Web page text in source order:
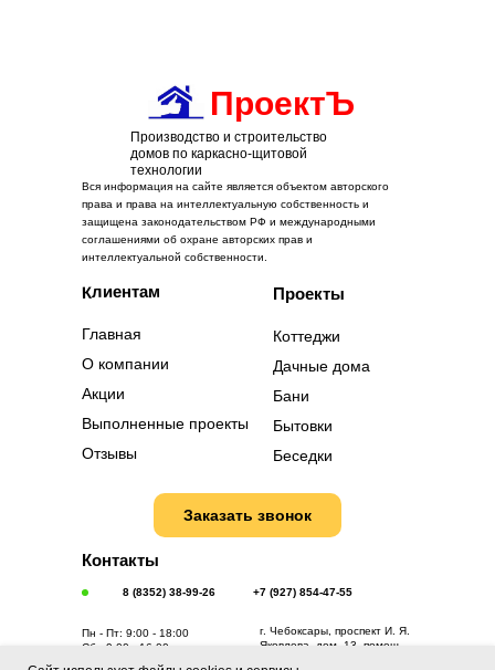
8 (8352) 38-99-26 +7 (927) 854-47-55
Заказать звонок
Вся информация на сайте является объектом авторского
права и права на интеллектуальную собственность и
защищена законодательством РФ и международными
соглашениями об охране авторских прав и
интеллектуальной собственности.
Клиентам Проекты
Контакты
Коттеджи
Бани
Дачные дома
Бытовки
Беседки
Главная
Акции
О компании
Отзывы
Выполненные проекты
ПроектЪ
Производство и строительство
домов по каркасно-щитовой
технологии
Пн - Пт: 9:00 - 18:00
Сб.: 9:00 - 16:00
г. Чебоксары, проспект И. Я.
Яковлева, дом. 13, помещ.